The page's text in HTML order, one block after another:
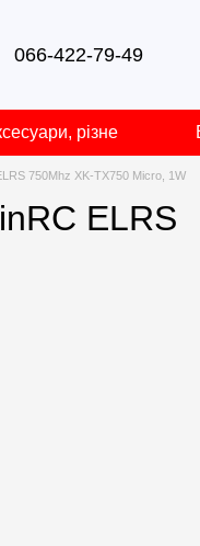
066-422-79-49
різне
750Mhz XK-TX750 Micro, 1W
ELRS